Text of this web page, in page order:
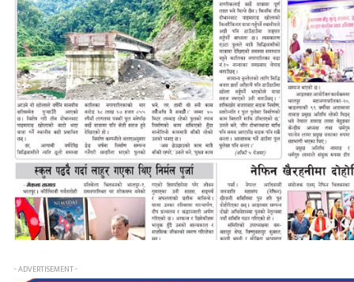
- ADVERTISEMENT -